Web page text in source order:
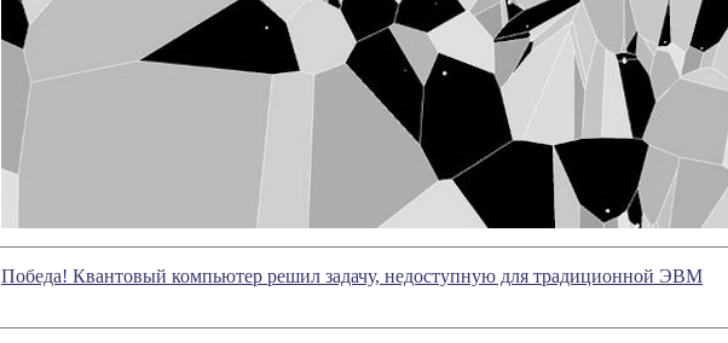
Победа! Квантовый компьютер решил задачу, недоступную для традиционной ЭВМ